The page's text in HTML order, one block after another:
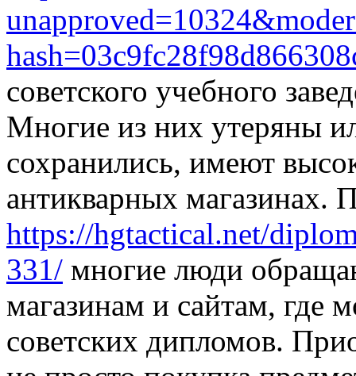
советского учебного
Многие из них утеряны
сохранились, имеют
антикварных магазинах.
https://hgtactical.net/
331/ многие люди
магазинам и сайтам, где
советских дипломов.